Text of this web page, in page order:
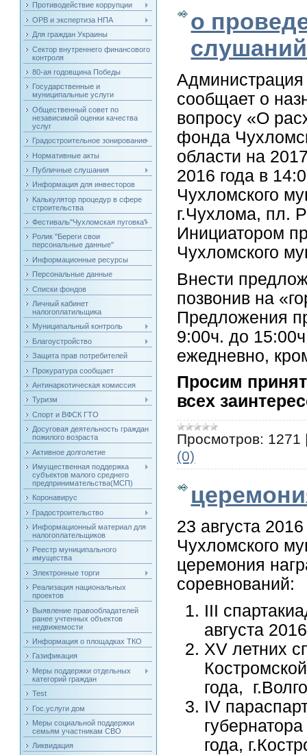
Противодействие коррупции
ОРВ и экспертиза НПА
Для граждан Украины
Сектор внутреннего финансового
контроля
80-ая годовщина Победы
Государственные и
муниципальные услуги
Общественный совет по
независимой оценки качества
услуг
Градостроительное зонирование
Нормативные акты
Публичные слушания
Информация для инвесторов
Калькулятор процедур в сфере
строительства
Фестиваль"Чухломская пуговка"
Ролик "Береги свои
персональные данные"
Информационные ресурсы
Персональные данные
Списки фондов
Личный кабинет
налогоплатильщика
Муниципальный контроль
Благоустройство
Защита прав потребителей
Прокуратура сообщает
Антинаркотическая комиссия
Туризм
Спорт и ВФСК ГТО
Досуговая деятельность граждан
пожилого возраста
Активное долголетие
Имущественная поддержка
субъектов малого среднего
предпринимательства(МСП)
Коронавирус
Градостроительство
Информационный материал для
налогоплательщиков
Реестр муниципального
имущества
Электронные торги
Реализация национальных
проектов
Выявление правообладателей
ранее учтенных объектов
недвижемости
Информация о площадках ТКО
Газификация
Меры поддержки отдельных
категорий граждан
Test
Гос.услуги дом
Меры социальной поддержки
семьям участникам СВО
Ликвидация
о
слушаний
Администрация
сообщает о
вопросу «О
фонда
области на
2016 года в
Чухломского
г.Чухлома, пл.
Инициатором
Чухломского
Внести
позвонив на
Предложения
9:00ч. до
ежедневно,
Просим
всех
Просмотров: 1271
(0)
23 августа
Чухломского
церемония
соревнований:
III
августа
XV летних
года,
IV
года,